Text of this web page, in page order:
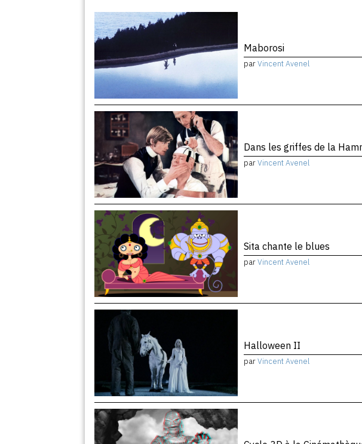
Maborosi
parVincent Avenel
Dans les griffes de la
parVincent Avenel
Sita chante le blues
parVincent Avenel
Halloween II
parVincent Avenel